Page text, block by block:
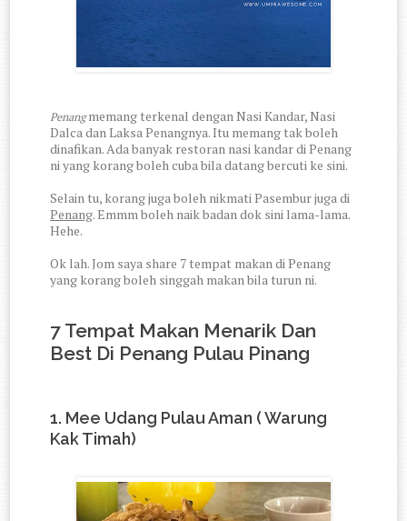
Penangmemang terkenal dengan Nasi Kandar, Nasi
Dalca dan Laksa Penangnya. Itu memang tak boleh
dinafikan. Ada banyak restoran nasi kandar di Penang
ni yang korang boleh cuba bila datang bercuti ke sini.
Selain tu, korang juga boleh nikmati Pasembur juga di
Penang. Emmm boleh naik badan dok sini lama-lama.
Hehe.
Ok lah. Jom saya share 7 tempat makan di Penang
yang korang boleh singgah makan bila turun ni.
7 Tempat Makan Menarik Dan
Best Di Penang Pulau Pinang
1. Mee Udang Pulau Aman ( Warung
Kak Timah)